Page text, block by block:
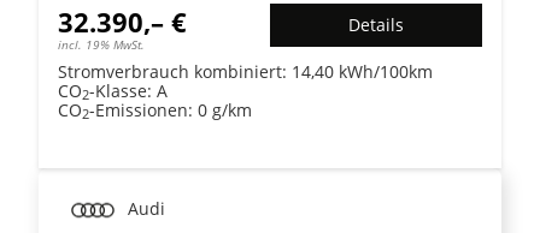
32.390,– €
incl. 19% MwSt.
Details
Stromverbrauch kombiniert: 14,40 kWh/100km
CO2-Klasse: A
CO2-Emissionen: 0 g/km
Audi